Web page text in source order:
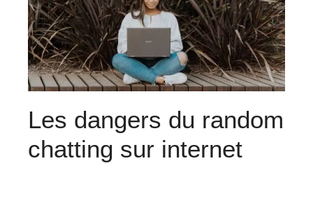
Les dangers du random
chatting sur internet